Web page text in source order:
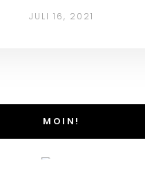
JULI 16, 2021
MOIN!